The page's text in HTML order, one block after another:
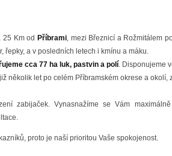
25 Km od Příbrami, mezi Březnicí a Rožmitálem
řepky, a v posledních letech i kmínu a máku.
cca 77 ha luk, pastvin a polí. Disponujeme
již několik let po celém Příbramském okrese a okolí,
zabijaček. Vynasnažíme se Vám
proto je naší prioritou Vaše spokojenost.